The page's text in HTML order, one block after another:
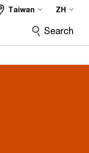
Taiwan ZH
Search